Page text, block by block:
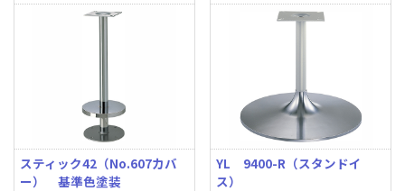
スティック42（No.607カバ
ー） 基準色塗装
YL 9400-R（スタンドイ
ス）